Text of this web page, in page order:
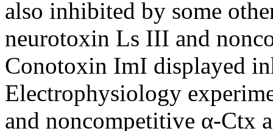
also inhibited by some
neurotoxin Ls III and
Conotoxin ImI displayed
Electrophysiology
and noncompetitive α-Ctx